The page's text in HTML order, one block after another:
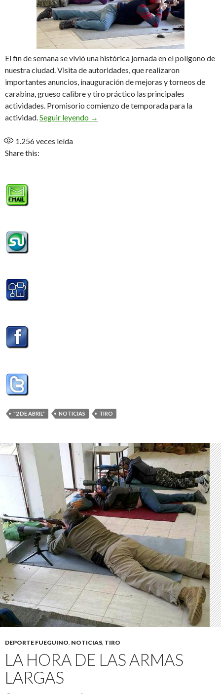
El fin de semana se vivió una histórica jornada en el polígono de
nuestra ciudad. Visita de autoridades, que realizaron
importantes anuncios, inauguración de mejoras y torneos de
carabina, grueso calibre y tiro práctico las principales
actividades. Promisorio comienzo de temporada para la
actividad.Seguir leyendo Sábado soñado para el «2 de Abril»
→
1.256veces leída
Share this:
"2 DE ABRIL" NOTICIAS TIRO
DEPORTE FUEGUINO, NOTICIAS, TIRO
LA HORA DE LAS ARMAS
LARGAS